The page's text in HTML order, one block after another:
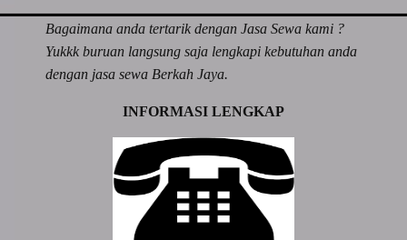
Bagaimana anda tertarik dengan Jasa Sewa kami ?
Yukkk buruan langsung saja lengkapi kebutuhan anda
dengan jasa sewa Berkah Jaya.
INFORMASI LENGKAP